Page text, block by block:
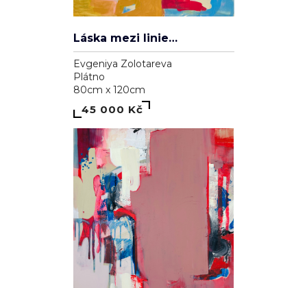
Láska mezi liniemi
Evgeniya Zolotareva
Plátno
80cm x 120cm
45 000 Kč